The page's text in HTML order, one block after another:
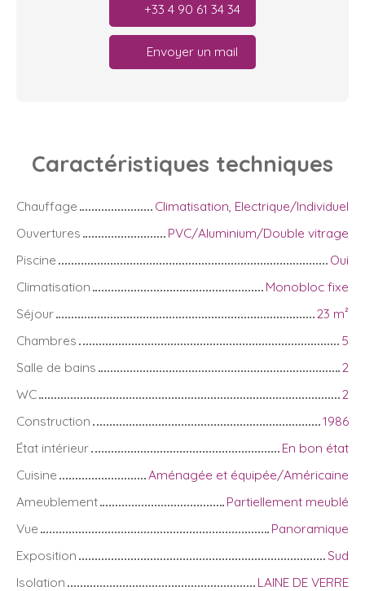
+33 4 90 61 34 34
Envoyer un mail
Caractéristiques techniques
Chauffage
Climatisation, Electrique/Individuel
Ouvertures
PVC/Aluminium/Double vitrage
Piscine
Oui
Climatisation
Monobloc fixe
Séjour
23 m²
Chambres
5
Salle de bains
2
WC
2
Construction
1986
État intérieur
En bon état
Cuisine
Aménagée et équipée/Américaine
Ameublement
Partiellement meublé
Vue
Panoramique
Exposition
Sud
Isolation
LAINE DE VERRE